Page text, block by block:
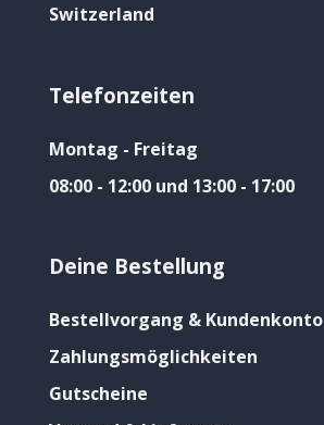
Switzerland
Telefonzeiten
Montag - Freitag
08:00 - 12:00 und 13:00 - 17:00
Deine Bestellung
Bestellvorgang & Kundenkonto
Zahlungsmöglichkeiten
Gutscheine